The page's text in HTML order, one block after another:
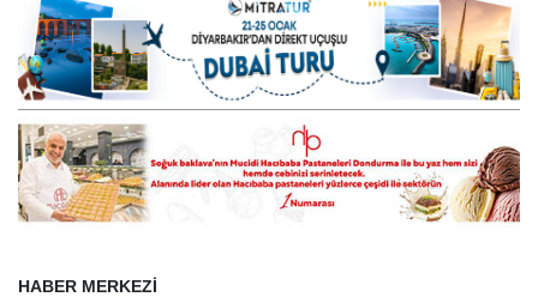
HABER MERKEZİ